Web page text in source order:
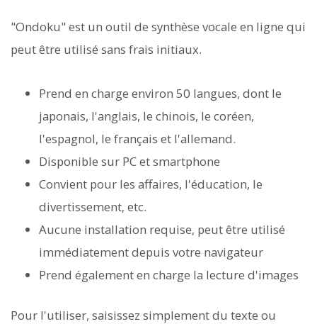
"Ondoku" est un outil de synthèse vocale en ligne qui
peut être utilisé sans frais initiaux.
Prend en charge environ 50 langues, dont le
japonais, l'anglais, le chinois, le coréen,
l'espagnol, le français et l'allemand.
Disponible sur PC et smartphone
Convient pour les affaires, l'éducation, le
divertissement, etc.
Aucune installation requise, peut être utilisé
immédiatement depuis votre navigateur
Prend également en charge la lecture d'images
Pour l'utiliser, saisissez simplement du texte ou